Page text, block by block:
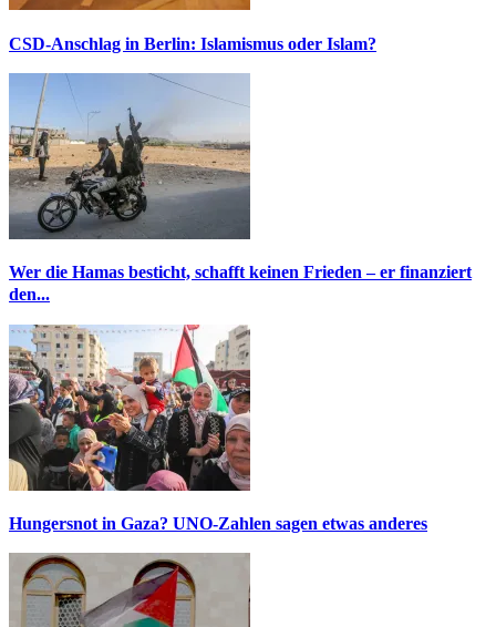
CSD-Anschlag in Berlin: Islamismus oder Islam?
Wer die Hamas besticht, schafft keinen Frieden – er finanziert
den...
Hungersnot in Gaza? UNO-Zahlen sagen etwas anderes